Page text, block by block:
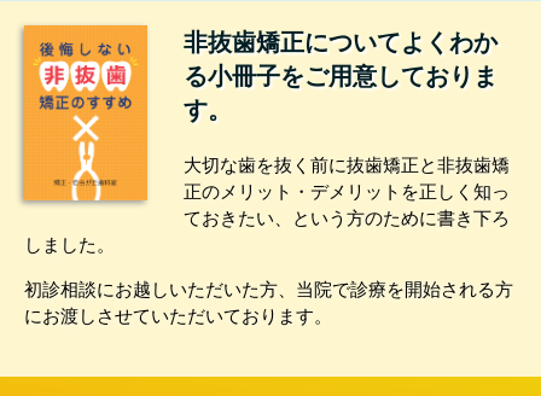
非抜歯矯正についてよくわか
る小冊子をご用意しておりま
す。
大切な歯を抜く前に抜歯矯正と非抜歯矯
正のメリット・デメリットを正しく知っ
ておきたい、という方のために書き下ろ
しました。
初診相談にお越しいただいた方、当院で診療を開始される方
にお渡しさせていただいております。